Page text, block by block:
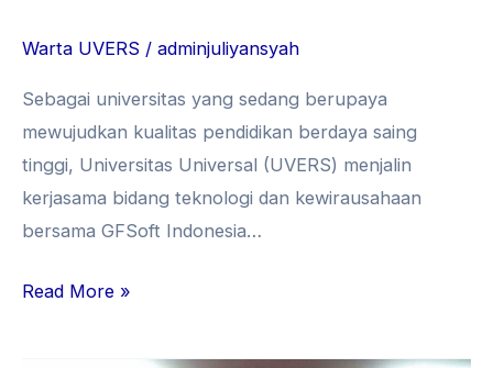
Warta UVERS / adminjuliyansyah
Sebagai universitas yang sedang berupaya
mewujudkan kualitas pendidikan berdaya saing
tinggi, Universitas Universal (UVERS) menjalin
kerjasama bidang teknologi dan kewirausahaan
bersama GFSoft Indonesia…
Read More »